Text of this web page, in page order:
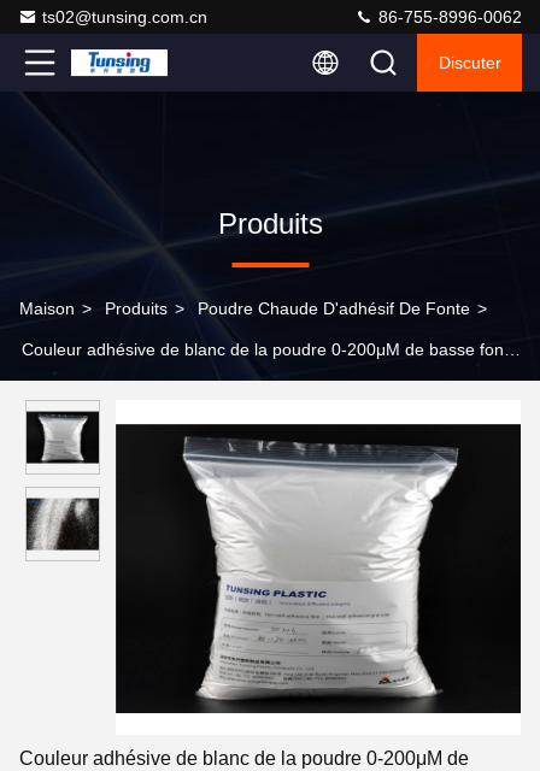
ts02@tunsing.com.cn 86-755-8996-0062
Discuter
Produits
Maison > Produits > Poudre Chaude D'adhésif De Fonte >
Couleur adhésive de blanc de la poudre 0-200μM de basse fonte
Couleur adhésive de blanc de la poudre 0-200μM de